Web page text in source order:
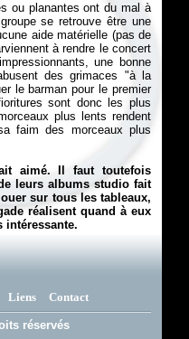
ou planantes ont du mal à
se retrouve être une
aide matérielle (pas de
à rendre le concert
une bonne
des grimaces "à la
le barman pour le premier
sont donc les plus
plus lents rendent
faim des morceaux plus
aimé. Il faut toutefois
leurs albums studio fait
sur tous les tableaux,
réalisent quand à eux
intéressante.
Liens Contact
réservés